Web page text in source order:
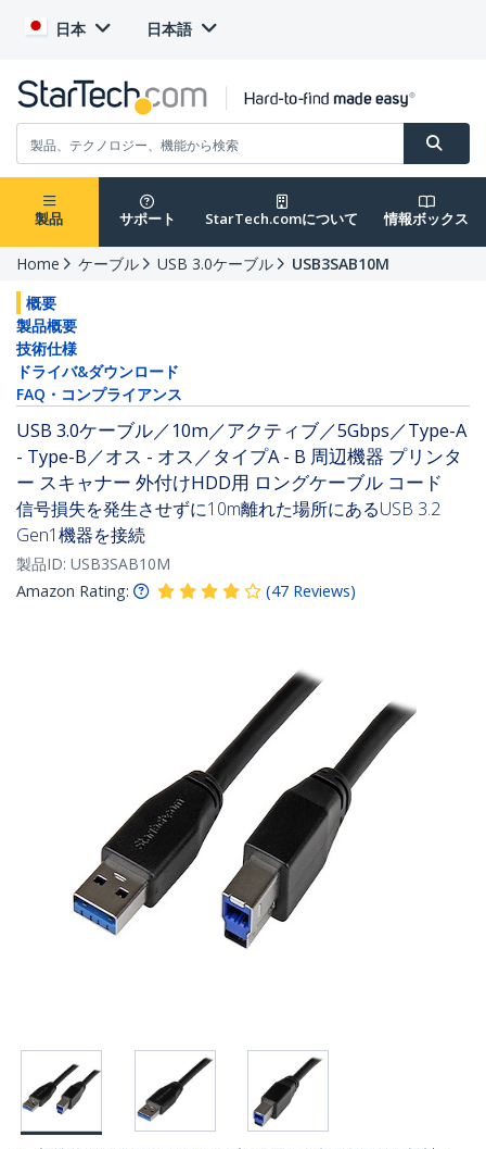
日本 日本語
製品 サポート StarTech.comについて 情報ボックス
Home ケーブル USB 3.0ケーブル
USB3SAB10M
概要
製品概要
技術仕様
ドライバ&ダウンロード
FAQ・コンプライアンス
USB 3.0ケーブル／10m／アクティブ／5Gbps／Type-A
- Type-B／オス - オス／タイプA - B 周辺機器 プリンタ
ー スキャナー 外付けHDD用 ロングケーブル コード
信号損失を発生させずに10m離れた場所にあるUSB 3.2
Gen1機器を接続
製品ID: USB3SAB10M
Amazon Rating:
(47 Reviews)